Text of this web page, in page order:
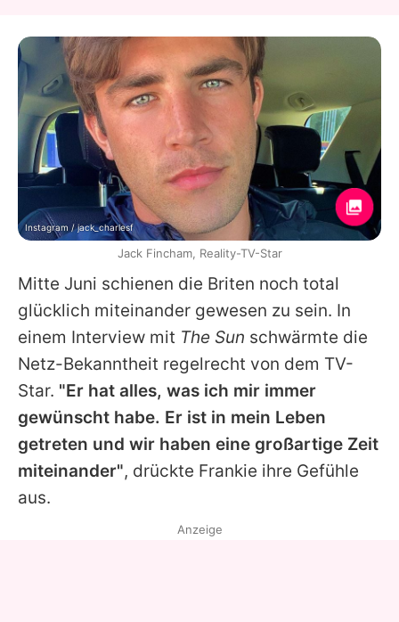
Mitte Juni schienen die Briten noch total
glücklich miteinander gewesen zu sein. In
einem Interview mit The Sun schwärmte die
Netz-Bekanntheit regelrecht von dem TV-
Star. "Er hat alles, was ich mir immer
gewünscht habe. Er ist in mein Leben
getreten und wir haben eine großartige Zeit
miteinander", drückte Frankie ihre Gefühle
aus.
Instagram / jack_charlesf
Jack Fincham, Reality-TV-Star
Anzeige